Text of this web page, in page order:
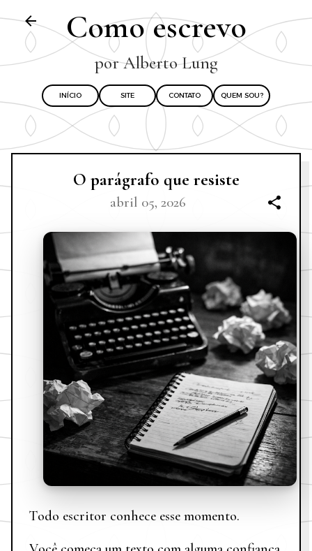
Pular para o conteúdo principal
Como escrevo
por Alberto Lung
INÍCIO SITE CONTATO QUEM SOU?
O parágrafo que resiste
abril 05, 2026
Todo escritor conhece esse momento.